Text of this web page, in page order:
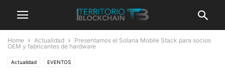
Home Actualidad
Presentamos el Solana Mobile Stack para socios
OEM y fabricantes de hardware
Actualidad EVENTOS